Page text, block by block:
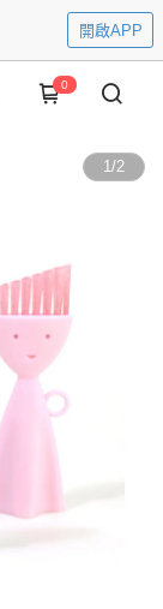
開啟APP
0
1/2